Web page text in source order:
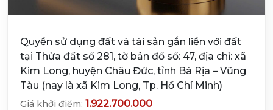
Quyền sử dụng đất và tài sản gắn liền với đất
tại Thửa đất số 281, tờ bản đồ số: 47, địa chỉ: xã
Kim Long, huyện Châu Đức, tỉnh Bà Rịa – Vũng
Tàu (nay là xã Kim Long, Tp. Hồ Chí Minh)
Giá khởi điểm: 1.922.700.000